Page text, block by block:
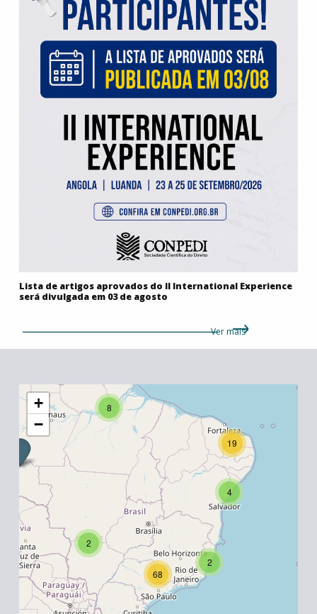
Lista de artigos aprovados do II International Experience
será divulgada em 03 de agosto
Ver mais
8
2
2
68
4
19
+
−